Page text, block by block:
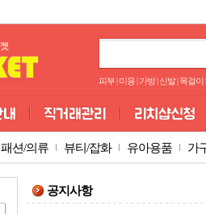
피부 미용 가방 신발 목걸이
패션/의류 뷰티/잡화 유아용품 가
공지사항